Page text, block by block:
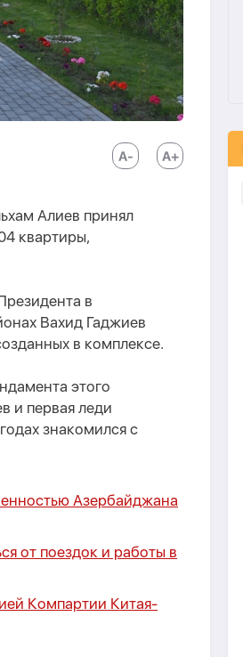
Алиев принял
квартиры,
в
Вахид Гаджиев
в комплексе.
этого
и первая леди
знакомился с
Азербайджана
от поездок и работы в
Компартии Китая-